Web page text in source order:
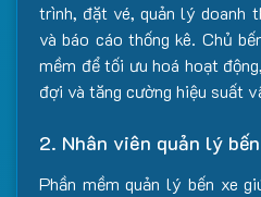
trình, đặt vé, quản lý doanh
và báo cáo thống kê. Chủ
mềm để tối ưu hoá hoạt
đợi và tăng cường hiệu suất
2. Nhân viên quản lý
Phần mềm quản lý bến xe